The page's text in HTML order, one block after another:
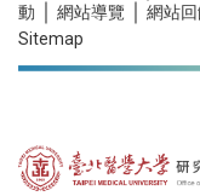
動
網站導覽 網站
Sitemap